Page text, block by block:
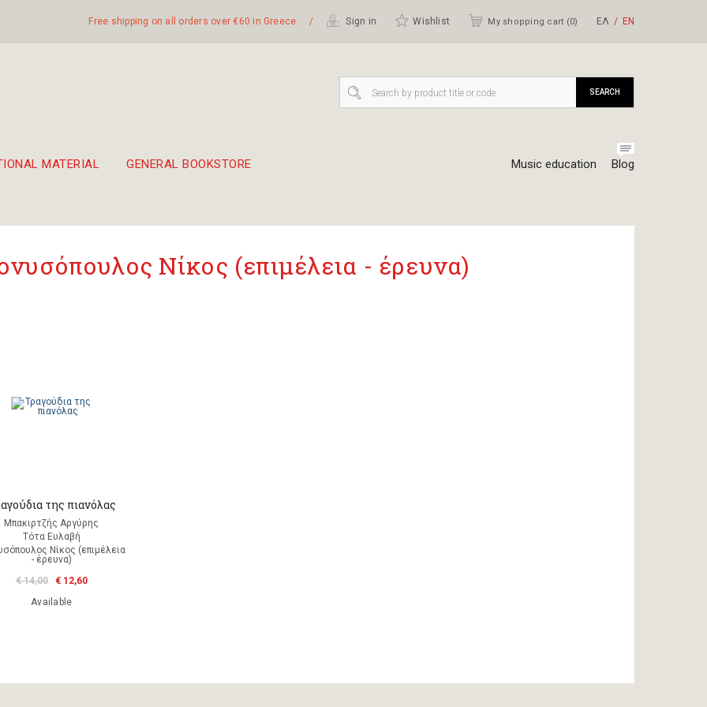
Free shipping on all orders over €60 in Greece / Sign in Wishlist My shopping cart (0) ΕΛ ΕΝ
MATERIAL GENERAL BOOKSTORE Music education Blog
SEARCH
Νίκος (επιμέλεια - έρευνα)
της πιανόλας
Μπακιρτζής Αργύρης
Τότα Ευλαβή
Νίκος (επιμέλεια
- έρευνα)
€ 14,00
€ 12,60
Available